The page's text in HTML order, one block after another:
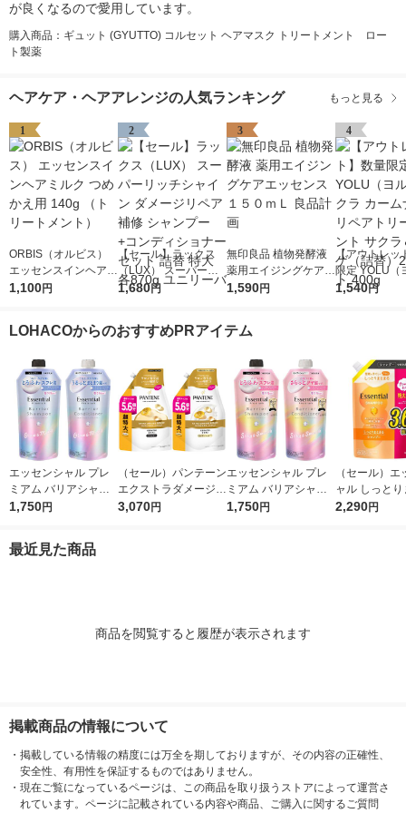
が良くなるので愛用しています。
購入商品：ギュット (GYUTTO) コルセット ヘアマスク トリートメント ロー
ト製薬
ヘアケア・ヘアアレンジの人気ランキング もっと見る
1
ORBIS（オルビス）
エッセンスインヘアミ
ルク つめかえ用 140g
1,100円
2
【セール】ラックス
（LUX） スーパーリ
ッチシャイン ダメー
ー セット 詰替 特大 各
1,680円
3
無印良品 植物発酵液
薬用エイジングケアエ
ッセンス １５０ｍＬ
1,590円
4
【アウトレッ
限定 YOLU（
サクラ カー
1,540円
LOHACOからのおすすめPRアイテム
エッセンシャル プレ
ミアム バリアシャン
プー + コンディショ
1,750円
（セール）パンテーン
エクストラダメージリ
ペア シャンプー + コ
3,070円
エッセンシャル プレ
ミアム バリアシャン
プー + コンディショ
1,750円
（セール）エ
ャル しっと
る シャンプー
2,290円
最近見た商品
商品を閲覧すると履歴が表示されます
掲載商品の情報について
・ 掲載している情報の精度には万全を期しておりますが、その内容の正確性、
安全性、有用性を保証するものではありません。
・ 現在ご覧になっているページは、この商品を取り扱うストアによって運営さ
れています。ページに記載されている内容や商品、ご購入に関するご質問